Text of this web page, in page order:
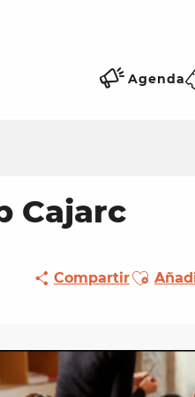
Agenda
Cajarc
CompartirAjouter